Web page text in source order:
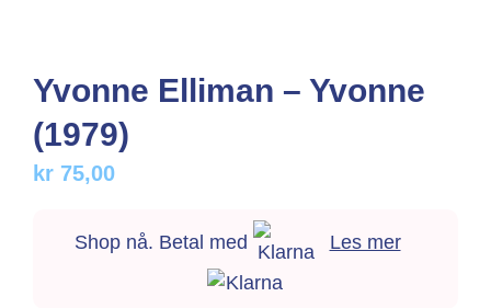
Yvonne Elliman – Yvonne
(1979)
kr 75,00
Shop nå. Betal med Les mer